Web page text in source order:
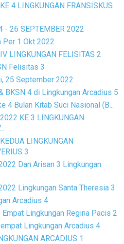
4 LINGKUNGAN FRANSISKUS
- 26 SEPTEMBER 2022
1 Okt 2022
LINGKUNGAN FELISITAS 2
Felisitas 3
25 September 2022
BKSN 4 di Lingkungan Arcadius 5
4 Bulan Kitab Suci Nasional (B...
KE 3 LINGKUNGAN
LINGKUNGAN
3
Dan Arisan 3 Lingkungan
Lingkungan Santa Theresia 3
Arcadius 4
Empat Lingkungan Regina Pacis 2
Lingkungan Arcadius 4
ARCADIUS 1